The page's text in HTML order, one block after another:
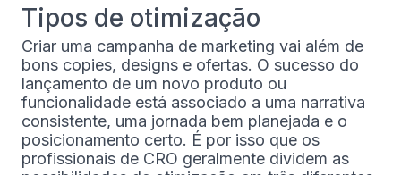
Tipos de otimização
Criar uma campanha de marketing vai além de
bons copies, designs e ofertas. O sucesso do
lançamento de um novo produto ou
funcionalidade está associado a uma narrativa
consistente, uma jornada bem planejada e o
posicionamento certo. É por isso que os
profissionais de CRO geralmente dividem as